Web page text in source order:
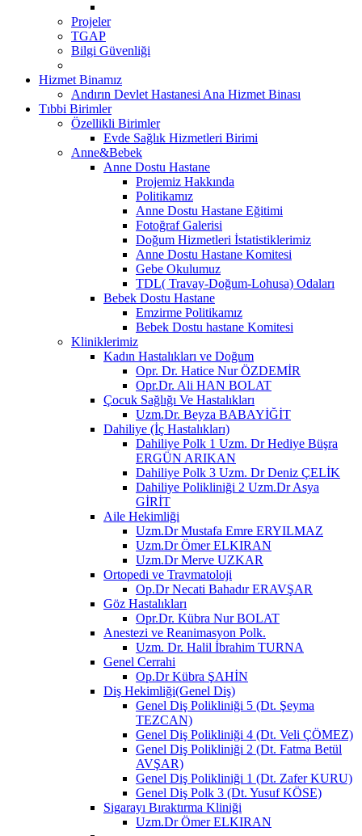
Projeler
TGAP
Bilgi Güvenliği
Hizmet Binamız
Andırın Devlet Hastanesi Ana Hizmet Binası
Tıbbi Birimler
Özellikli Birimler
Evde Sağlık Hizmetleri Birimi
Anne&Bebek
Anne Dostu Hastane
Projemiz Hakkında
Politikamız
Anne Dostu Hastane Eğitimi
Fotoğraf Galerisi
Doğum Hizmetleri İstatistiklerimiz
Anne Dostu Hastane Komitesi
Gebe Okulumuz
TDL( Travay-Doğum-Lohusa) Odaları
Bebek Dostu Hastane
Emzirme Politikamız
Bebek Dostu hastane Komitesi
Kliniklerimiz
Kadın Hastalıkları ve Doğum
Opr. Dr. Hatice Nur ÖZDEMİR
Opr.Dr. Ali HAN BOLAT
Çocuk Sağlığı Ve Hastalıkları
Uzm.Dr. Beyza BABAYİĞİT
Dahiliye (İç Hastalıkları)
Dahiliye Polk 1 Uzm. Dr Hediye Büşra
ERGÜN ARIKAN
Dahiliye Polk 3 Uzm. Dr Deniz ÇELİK
Dahiliye Polikliniği 2 Uzm.Dr Asya
GİRİT
Aile Hekimliği
Uzm.Dr Mustafa Emre ERYILMAZ
Uzm.Dr Ömer ELKIRAN
Uzm.Dr Merve UZKAR
Ortopedi ve Travmatoloji
Op.Dr Necati Bahadır ERAVŞAR
Göz Hastalıkları
Opr.Dr. Kübra Nur BOLAT
Anestezi ve Reanimasyon Polk.
Uzm. Dr. Halil İbrahim TURNA
Genel Cerrahi
Op.Dr Kübra ŞAHİN
Diş Hekimliği(Genel Diş)
Genel Diş Polikliniği 5 (Dt. Şeyma
TEZCAN)
Genel Diş Polikliniği 4 (Dt. Veli ÇÖMEZ)
Genel Diş Polikliniği 2 (Dt. Fatma Betül
AVŞAR)
Genel Diş Polikliniği 1 (Dt. Zafer KURU)
Genel Diş Polk 3 (Dt. Yusuf KÖSE)
Sigarayı Bıraktırma Kliniği
Uzm.Dr Ömer ELKIRAN